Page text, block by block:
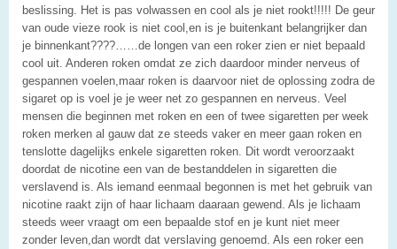
beslissing. Het is pas volwassen en cool als je niet rookt!!!!! De geur
van oude vieze rook is niet cool,en is je buitenkant belangrijker dan
je binnenkant????……de longen van een roker zien er niet bepaald
cool uit. Anderen roken omdat ze zich daardoor minder nerveus of
gespannen voelen,maar roken is daarvoor niet de oplossing zodra de
sigaret op is voel je je weer net zo gespannen en nerveus. Veel
mensen die beginnen met roken en een of twee sigaretten per week
roken merken al gauw dat ze steeds vaker en meer gaan roken en
tenslotte dagelijks enkele sigaretten roken. Dit wordt veroorzaakt
doordat de nicotine een van de bestanddelen in sigaretten die
verslavend is. Als iemand eenmaal begonnen is met het gebruik van
nicotine raakt zijn of haar lichaam daaraan gewend. Als je lichaam
steeds weer vraagt om een bepaalde stof en je kunt niet meer
zonder leven,dan wordt dat verslaving genoemd. Als een roker een